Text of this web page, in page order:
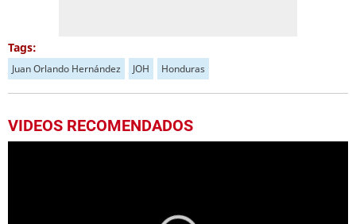
Tags:
Juan Orlando Hernández JOH Honduras
VIDEOS RECOMENDADOS